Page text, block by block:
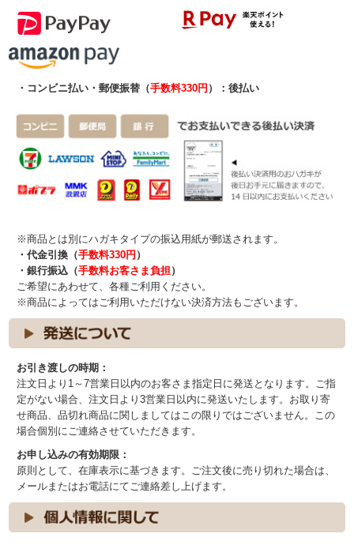
・コンビニ払い・郵便振替（手数料330円 ）：後払い
※商品とは別にハガキタイプの振込用紙が郵送されます。
・代金引換（手数料330円 ）
・銀行振込（手数料お客さま負担 ）
ご希望にあわせて、各種ご利用ください。
※商品によってはご利用いただけない決済方法もございます。
お引き渡しの時期：
注文日より1～7営業日以内のお客さま指定日に発送となります。ご指
定がない場合、注文日より3営業日以内に発送いたします。お取り寄
せ商品、品切れ商品に関しましてはこの限りではございません。この
場合個別にご連絡させていただきます。
お申し込みの有効期限：
原則として、在庫表示に基づきます。ご注文後に売り切れた場合は、
メールまたはお電話にてご連絡差し上げます。